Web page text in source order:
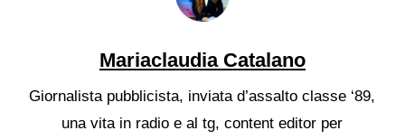
Mariaclaudia Catalano
Giornalista pubblicista, inviata d’assalto classe ‘89,
una vita in radio e al tg, content editor per